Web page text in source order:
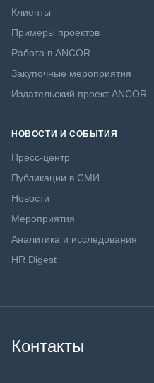
Клиенты
Примеры проектов
Работа в ANCOR
Закупочные мероприятия
Издательский проект ANCOR
НОВОСТИ И СОБЫТИЯ
Пресс-центр
Публикации в СМИ
Новости
Мероприятия
Аналитика и исследования
HR Digest
Контакты